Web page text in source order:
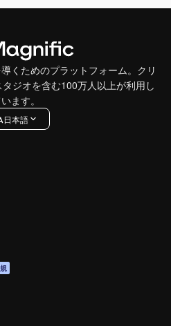
くためのプラットフォーム。クリ
ジオを含む100万人以上が利用し
ます。
日本語